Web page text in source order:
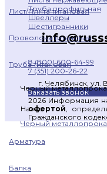
Лист/Плита титановая
Проволока титановая
Труба титановая
Черный
Назад
Черный
Арматура
Балка
Труба профильная
Швеллеры
Шестигранники
8 (800) 600-64-99
7 (351) 200-26-22
г. Челябинск, ул.
Заказать звонок
2026 Информация
офертой ,
Гражданского